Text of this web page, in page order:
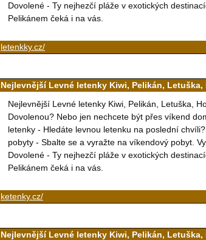
Dovolené - Ty nejhezčí pláže v exotických
Pelikánem čeká i na vás.
letenkky.cz/
Nejlevnější Levné letenky Kiwi, Pelikán, Letuška,
Nejlevnější Levné letenky Kiwi, Pelikán, Letuška,
Dovolenou? Nebo jen nechcete být přes víkend
letenky - Hledáte levnou letenku na poslední
pobyty - Sbalte se a vyražte na víkendový pobyt.
Dovolené - Ty nejhezčí pláže v exotických
Pelikánem čeká i na vás.
ketenky.cz/
Nejlevnější Levné letenky Kiwi, Pelikán, Letuška,